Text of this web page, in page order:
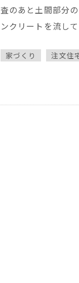
査のあと土間部分
ンクリートを流し
家づくり 注文住